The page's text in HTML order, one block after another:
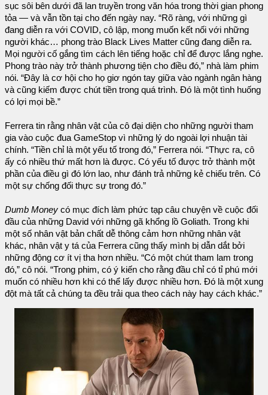
sục sôi bên dưới đã lan truyền trong văn hóa trong thời gian phong
tỏa — và vẫn tồn tại cho đến ngày nay. “Rõ ràng, với những gì
đang diễn ra với COVID, cô lập, mong muốn kết nối với những
người khác… phong trào Black Lives Matter cũng đang diễn ra.
Mọi người cố gắng tìm cách lên tiếng hoặc chỉ để được lắng nghe.
Phong trào này trở thành phương tiện cho điều đó,” nhà làm phim
nói. “Đây là cơ hội cho họ giơ ngón tay giữa vào ngành ngân hàng
và cũng kiếm được chút tiền trong quá trình. Đó là một tình huống
có lợi mọi bề.”
Ferrera tin rằng nhân vật của cô đại diện cho những người tham
gia vào cuộc đua GameStop vì những lý do ngoài lợi nhuận tài
chính. “Tiền chỉ là một yếu tố trong đó,” Ferrera nói. “Thực ra, cô
ấy có nhiều thứ mất hơn là được. Có yếu tố được trở thành một
phần của điều gì đó lớn lao, như đánh trả những kẻ chiếu trên. Có
một sự chống đối thực sự trong đó.”
Dumb Money có mục đích làm phức tạp câu chuyện về cuộc đối
đầu của những David với những gã khổng lồ Goliath. Trong khi
một số nhân vật bản chất dễ thông cảm hơn những nhân vật
khác, nhân vật y tá của Ferrera cũng thấy mình bị dẫn dắt bởi
những động cơ ít vị tha hơn nhiều. “Có một chút tham lam trong
đó,” cô nói. “Trong phim, có ý kiến cho rằng đầu chỉ có tỉ phú mới
muốn có nhiều hơn khi có thể lấy được nhiều hơn. Đó là một xung
đột mà tất cả chúng ta đều trải qua theo cách này hay cách khác.”